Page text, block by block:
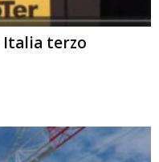
Italia terzo